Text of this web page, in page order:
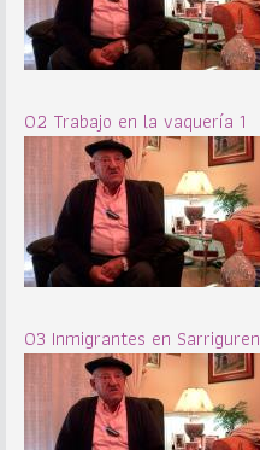
02 Trabajo en la vaquería 1
03 Inmigrantes en Sarriguren